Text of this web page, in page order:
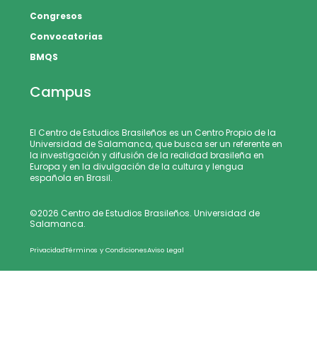
Congresos
Convocatorias
BMQS
Campus
El Centro de Estudios Brasileños es un Centro Propio de la
Universidad de Salamanca, que busca ser un referente en
la investigación y difusión de la realidad brasileña en
Europa y en la divulgación de la cultura y lengua
española en Brasil.
©2026 Centro de Estudios Brasileños. Universidad de
Salamanca.
PrivacidadTérminos y CondicionesAviso Legal